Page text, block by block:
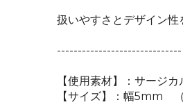
扱いやすさとデザイン性
------------------------------
【使用素材】：サージ
【サイズ】：幅5mm